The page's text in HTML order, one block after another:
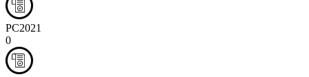
PC2021
0